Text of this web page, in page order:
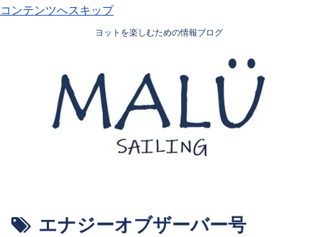
コンテンツへスキップ
ヨットを楽しむための情報ブログ
エナジーオブザーバー号